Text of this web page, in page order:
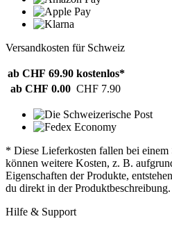
Versandkosten für Schweiz
ab CHF 69.90 kostenlos*
ab CHF 0.00 CHF 7.90
* Diese Lieferkosten fallen bei einem
können weitere Kosten, z. B.
Eigenschaften der Produkte,
du direkt in der Produktbeschreibung.
Hilfe & Support